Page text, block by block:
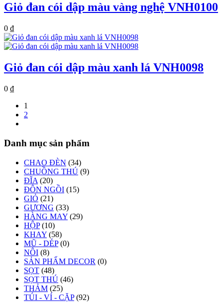
Giỏ đan cói dập màu vàng nghệ VNH0100
0 ₫
Giỏ đan cói dập màu xanh lá VNH0098
0 ₫
1
2
Danh mục sản phẩm
CHAO ĐÈN (34)
CHUỒNG THÚ (9)
ĐĨA (20)
ĐÔN NGỒI (15)
GIỎ (21)
GƯƠNG (33)
HÀNG MAY (29)
HỘP (10)
KHAY (58)
MŨ - DÉP (0)
NÔI (8)
SẢN PHẨM DECOR (0)
SỌT (48)
SỌT THÚ (46)
THẢM (25)
TÚI - VÍ - CẶP (92)